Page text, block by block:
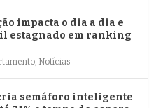
impacta o dia a dia e
estagnado em ranking
Notícias
cria semáforo inteligente